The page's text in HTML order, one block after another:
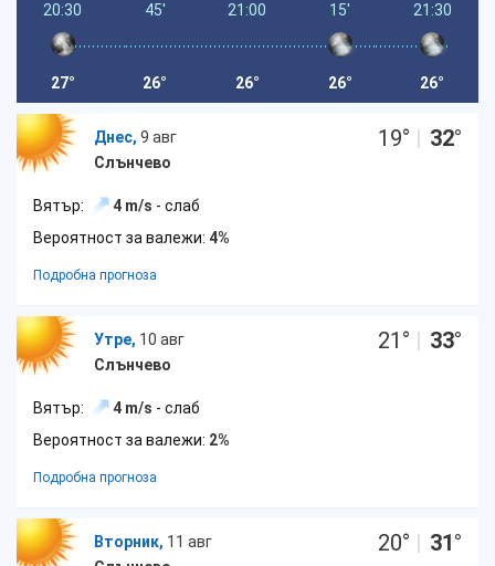
20:30
27°
45'
26°
21:00
26°
15'
26°
21:30
26°
Днес, 9 авг
Слънчево
19° | 32°
Вятър: 4 m/s - слаб
Вероятност за валежи: 4%
Подробна прогноза
Утре, 10 авг
Слънчево
21 ° | 33°
Вятър: 4 m/s - слаб
Вероятност за валежи: 2%
Подробна прогноза
Вторник, 11 авг
20° | 31°